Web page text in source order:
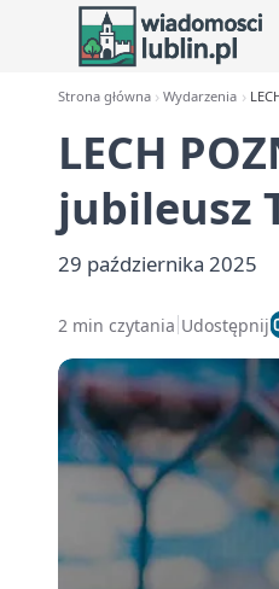
Strona główna Wydarzenia
LECH
jubileusz
29 października 2025
2 min czytania Udostępnij